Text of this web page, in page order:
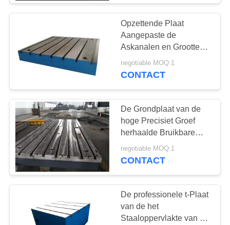
Opzettende Plaat
Aangepaste de
Askanalen en Grootte
van de hoge Precisiet
Groef
negotiable MOQ:1
CONTACT
De Grondplaat van de
hoge Precisiet Groef
herhaalde Bruikbare
Gemakkelijk aan
Onderhoud
negotiable MOQ:1
CONTACT
De professionele t-Plaat
van de het
Staaloppervlakte van de